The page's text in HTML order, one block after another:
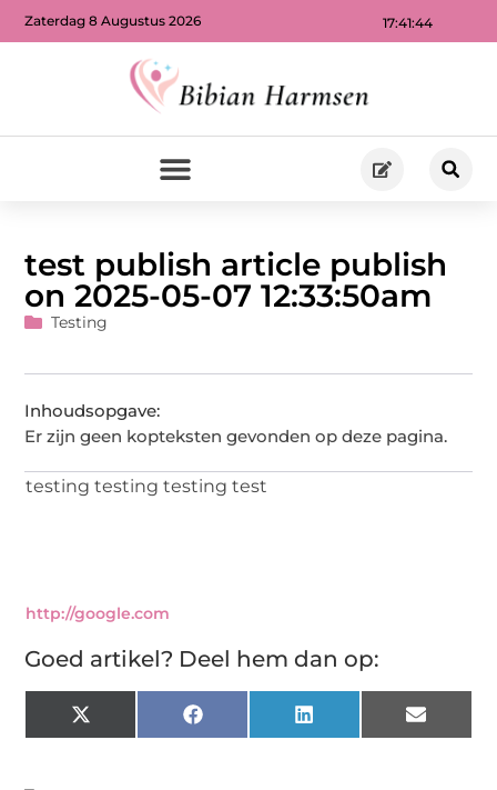
17:41:44
Zaterdag 8 Augustus 2026
test publish article publish
on 2025-05-07 12:33:50am
Testing
Inhoudsopgave:
Er zijn geen kopteksten gevonden op deze pagina.
testing testing testing test
http://google.com
Goed artikel? Deel hem dan op:
X
(Twitter)
Facebook LinkedIn Email